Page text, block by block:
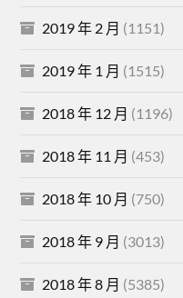
2019 年 2 月 (1151)
2019 年 1 月 (1515)
2018 年 12 月 (1196)
2018 年 11 月 (453)
2018 年 10 月 (750)
2018 年 9 月 (3013)
2018 年 8 月 (5385)